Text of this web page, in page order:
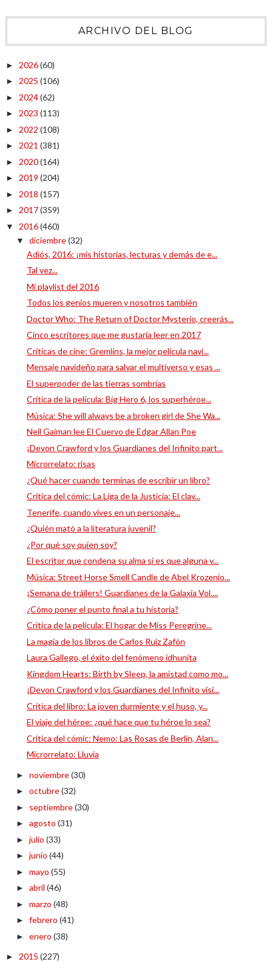
ARCHIVO DEL BLOG
► 2026(60)
► 2025 (106)
► 2024(62)
► 2023 (113)
► 2022 (108)
► 2021 (381)
► 2020(164)
► 2019 (204)
► 2018 (157)
► 2017(359)
▼ 2016(460)
▼ diciembre(32)
Adiós, 2016: ¡mis historias, lecturas y demás de e...
Tal vez...
Mi playlist del 2016
Todos los genios mueren y nosotros también
Doctor Who: The Return of Doctor Mysterio, creerás...
Cinco escritores que me gustaría leer en 2017
Críticas de cine: Gremlins, la mejor película navi...
Mensaje navideño para salvar el multiverso y esas ...
El superpoder de las tierras sombrías
Crítica de la película: Big Hero 6, los superhéroe...
Música: She will always be a broken girl de She Wa...
Neil Gaiman lee El Cuervo de Edgar Allan Poe
¡Devon Crawford y los Guardianes del Infinito part...
Microrrelato: risas
¿Qué hacer cuando terminas de escribir un libro?
Crítica del cómic: La Liga de la Justicia: El clav...
Tenerife, cuando vives en un personaje...
¿Quién mató a la literatura juvenil?
¿Por qué soy quien soy?
El escritor que condena su alma si es que alguna v...
Música: Street Horse Smell Candle de Abel Krozenio...
¡Semana de tráilers! Guardianes de la Galaxia Vol....
¿Cómo poner el punto final a tu historia?
Crítica de la película: El hogar de Miss Peregrine...
La magia de los libros de Carlos Ruiz Zafón
Laura Gallego, el éxito del fenómeno idhunita
Kingdom Hearts: Birth by Sleep, la amistad como mo...
¡Devon Crawford y los Guardianes del Infinito visi...
Crítica del libro: La joven durmiente y el huso, y...
El viaje del héroe: ¿qué hace que tu héroe lo sea?
Crítica del cómic: Nemo: Las Rosas de Berlín, Alan...
Microrrelato: Lluvia
► noviembre(30)
► octubre(32)
► septiembre(30)
► agosto (31)
► julio (33)
► junio (44)
► mayo (55)
► abril (46)
► marzo (48)
► febrero (41)
► enero (38)
► 2015 (227)